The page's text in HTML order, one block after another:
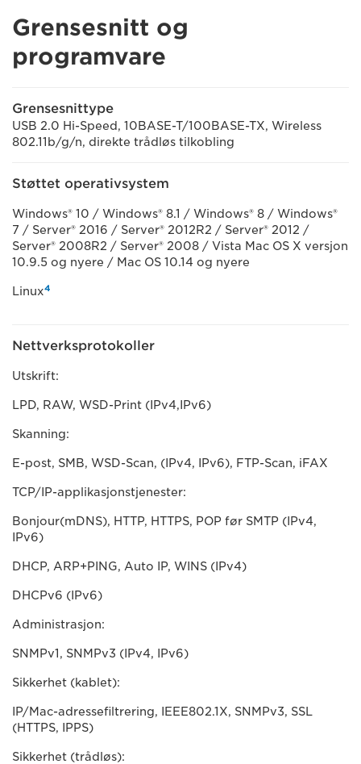
Grensesnitt og
programvare
Grensesnittype
USB 2.0 Hi-Speed, 10BASE-T/100BASE-TX, Wireless
802.11b/g/n, direkte trådløs tilkobling
Støttet operativsystem
Windows® 10 / Windows® 8.1 / Windows® 8 / Windows®
7 / Server® 2016 / Server® 2012R2 / Server® 2012 /
Server® 2008R2 / Server® 2008 / Vista Mac OS X versjon
10.9.5 og nyere / Mac OS 10.14 og nyere
Linux4
Nettverksprotokoller
Utskrift:
LPD, RAW, WSD-Print (IPv4,IPv6)
Skanning:
E-post, SMB, WSD-Scan, (IPv4, IPv6), FTP-Scan, iFAX
TCP/IP-applikasjonstjenester:
Bonjour(mDNS), HTTP, HTTPS, POP før SMTP (IPv4,
IPv6)
DHCP, ARP+PING, Auto IP, WINS (IPv4)
DHCPv6 (IPv6)
Administrasjon:
SNMPv1, SNMPv3 (IPv4, IPv6)
Sikkerhet (kablet):
IP/Mac-adressefiltrering, IEEE802.1X, SNMPv3, SSL
(HTTPS, IPPS)
Sikkerhet (trådløs):